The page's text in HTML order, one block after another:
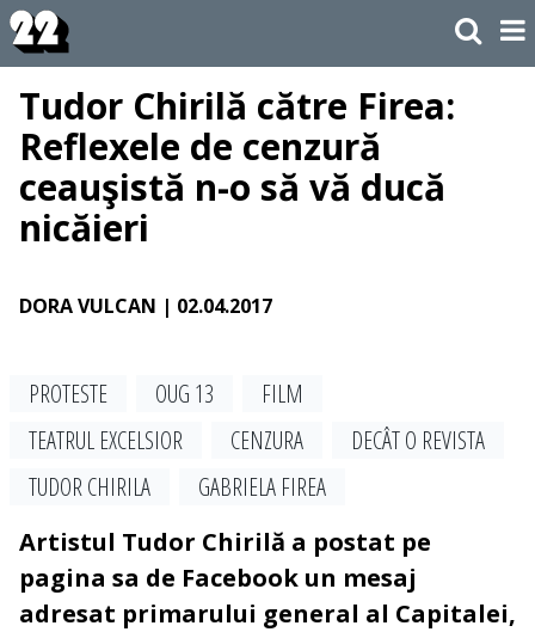
Tudor Chirilă către Firea:
Reflexele de cenzură
ceauşistă n-o să vă ducă
nicăieri
DORA VULCAN | 02.04.2017
PROTESTE OUG 13
FILM
TEATRUL EXCELSIOR
CENZURA
DECÂT O REVISTA
TUDOR CHIRILA
GABRIELA FIREA
Artistul Tudor Chirilă a postat pe
pagina sa de Facebook un mesaj
adresat primarului general al Capitalei,